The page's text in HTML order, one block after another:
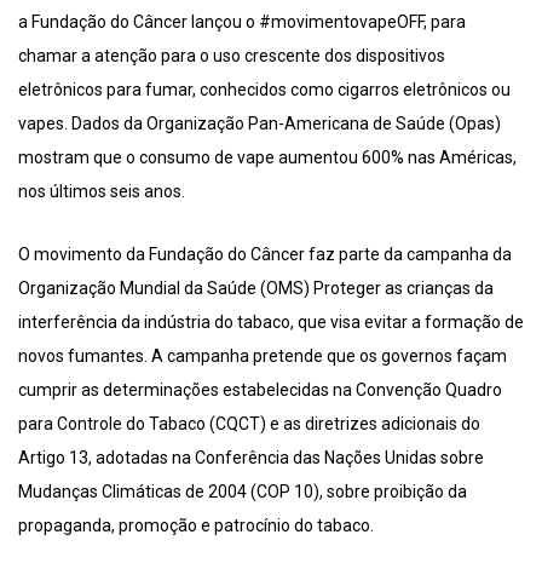
a Fundação do Câncer lançou o #movimentovapeOFF, para
chamar a atenção para o uso crescente dos dispositivos
eletrônicos para fumar, conhecidos como cigarros eletrônicos ou
vapes. Dados da Organização Pan-Americana de Saúde (Opas)
mostram que o consumo de vape aumentou 600% nas Américas,
nos últimos seis anos.
O movimento da Fundação do Câncer faz parte da campanha da
Organização Mundial da Saúde (OMS) Proteger as crianças da
interferência da indústria do tabaco, que visa evitar a formação de
novos fumantes. A campanha pretende que os governos façam
cumprir as determinações estabelecidas na Convenção Quadro
para Controle do Tabaco (CQCT) e as diretrizes adicionais do
Artigo 13, adotadas na Conferência das Nações Unidas sobre
Mudanças Climáticas de 2004 (COP 10), sobre proibição da
propaganda, promoção e patrocínio do tabaco.